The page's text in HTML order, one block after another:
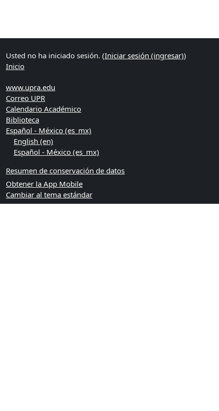
Usted no ha iniciado sesión. (Iniciar sesión (ingresar))
Inicio
www.upra.edu
Correo UPR
Calendario Académico
Biblioteca
Español - México ‎(es_mx)‎
English ‎(en)‎
Español - México ‎(es_mx)‎
Resumen de conservación de datos
Obtener la App Mobile
Cambiar al tema estándar